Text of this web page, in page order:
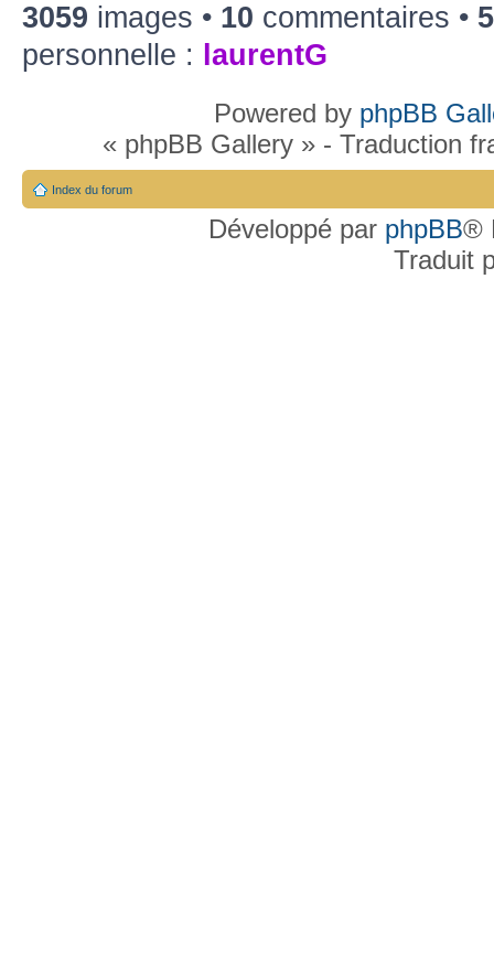
3059 images • 10 commentaires •
personnelle :
laurentG
Powered by phpBB
« phpBB Gallery » - Traduction
Index du forum
Développé par phpBB®
Traduit